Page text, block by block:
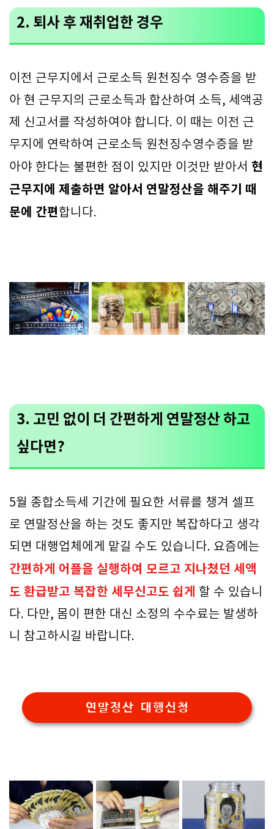
2. 퇴사 후 재취업한 경우
이전 근무지에서 근로소득 원천징수 영수증을 받
아 현 근무지의 근로소득과 합산하여 소득, 세액공
제 신고서를 작성하여야 합니다. 이 때는 이전 근
무지에 연락하여 근로소득 원천징수영수증을 받
아야 한다는 불편한 점이 있지만 이것만 받아서 현
근무지에 제출하면 알아서 연말정산을 해주기 때
문에 간편합니다.
3. 고민 없이 더 간편하게 연말정산 하고
싶다면?
5월 종합소득세 기간에 필요한 서류를 챙겨 셀프
로 연말정산을 하는 것도 좋지만 복잡하다고 생각
되면 대행업체에게 맡길 수도 있습니다. 요즘에는
간편하게 어플을 실행하여 모르고 지나쳤던 세액
도 환급받고 복잡한 세무신고도 쉽게 할 수 있습니
다. 다만, 몸이 편한 대신 소정의 수수료는 발생하
니 참고하시길 바랍니다.
연말정산 대행신청